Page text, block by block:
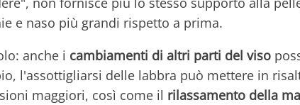
e naso più grandi rispetto a prima.
anche i cambiamenti di altri parti del viso
l'assottigliarsi delle labbra può mettere in
maggiori, così come il rilassamento della